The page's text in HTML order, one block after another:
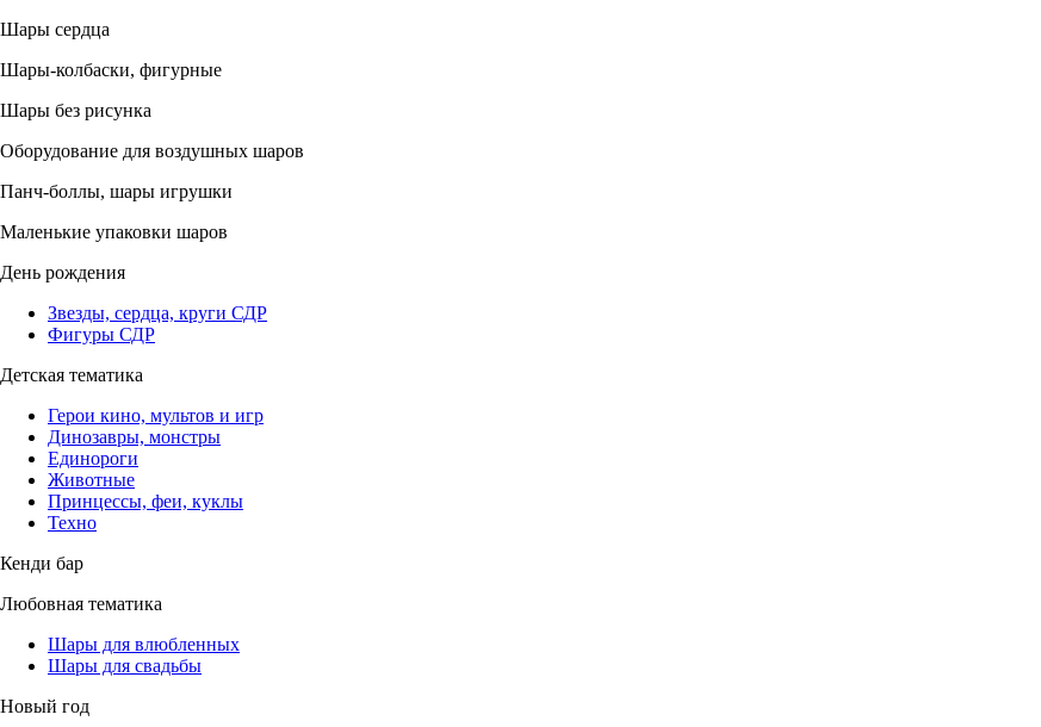
Шары сердца
Шары-колбаски, фигурные
Шары без рисунка
Оборудование для воздушных шаров
Панч-боллы, шары игрушки
Маленькие упаковки шаров
День рождения
Звезды, сердца, круги СДР
Фигуры СДР
Детская тематика
Герои кино, мультов и игр
Динозавры, монстры
Единороги
Животные
Принцессы, феи, куклы
Техно
Кенди бар
Любовная тематика
Шары для влюбленных
Шары для свадьбы
Новый год